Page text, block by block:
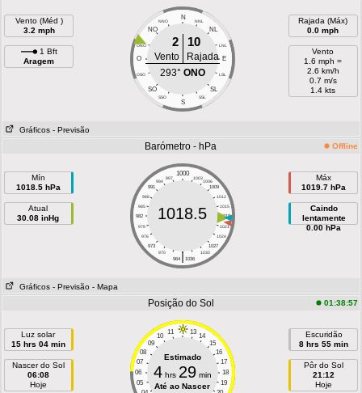
Vento (Méd )
3.2 mph
1 Bft
Aragem
N
NNO NNL
NO NL
ONO LNL
O E
OSO LSL
SO SL
SSO SSL
S
2 10
Vento
Rajada
293° ONO
Rajada (Máx)
0.0 mph
Vento
1.6 mph =
2.6 km/h
0.7 m/s
1.4 kts
Gráficos - Previsão
Barómetro - hPa Offline
Mín
1018.5 hPa
Atual
30.08 inHg
1000
997 1003
994
1006
991
1009
988
1012
985
1015
982
1018
979
1021
976
1024
973
1027
970
1030
|
964 1036
1018.5
Máx
1019.7 hPa
Caindo
lentamente
0.00 hPa
Gráficos - Previsão - Mapa
Posição do Sol 01:38:57
Luz solar
15 hrs 04 min
Nascer do Sol
06:08
Hoje
11 13
10
14
09
15
08
16
07
17
06
18
05
19
Estimado
4hrs 29min
Até ao Nascer
Escuridão
8 hrs 55 min
Pôr do Sol
21:12
Hoje